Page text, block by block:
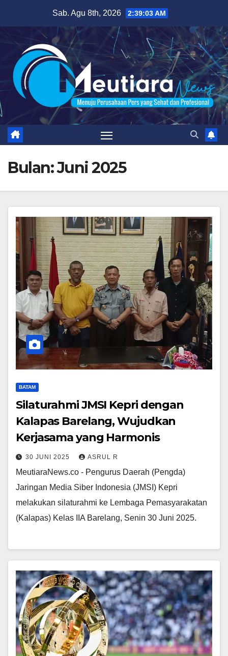
content
Sab. Agu 8th, 2026 2:39:04 AM
Bulan:Juni 2025
BATAM
Silaturahmi JMSI Kepri dengan
Kalapas Barelang, Wujudkan
Kerjasama yang Harmonis
30 JUNI 2025 ASRUL R
MeutiaraNews.co - Pengurus Daerah (Pengda)
Jaringan Media Siber Indonesia (JMSI) Kepri
melakukan silaturahmi ke Lembaga Pemasyarakatan
(Kalapas) Kelas IIA Barelang, Senin 30 Juni 2025.